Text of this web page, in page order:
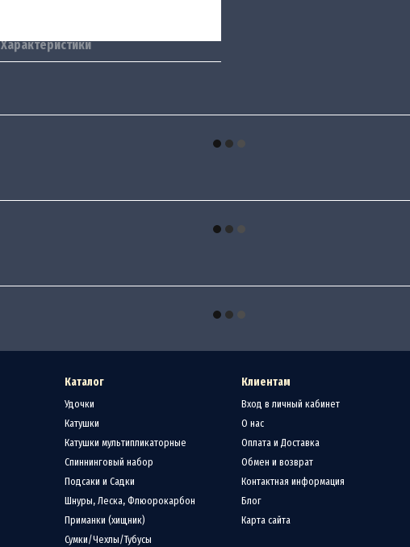
Характеристики
Каталог
Удочки
Катушки
Катушки мультипликаторные
Спиннинговый набор
Подсаки и Садки
Шнуры, Леска, Флюорокарбон
Приманки (хищник)
Сумки/Чехлы/Тубусы
Клиентам
Вход в личный кабинет
О нас
Оплата и Доставка
Обмен и возврат
Контактная информация
Блог
Карта сайта